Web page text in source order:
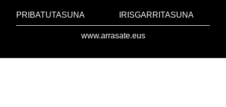
PRIBATUTASUNA IRISGARRITASUNA
www.arrasate.eus